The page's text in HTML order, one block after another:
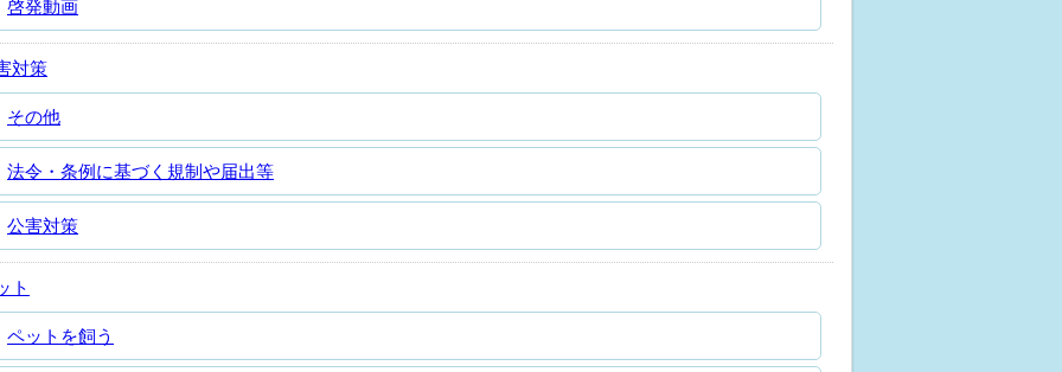
啓発動画
対策
その他
法令・条例に基づく規制や届出等
公害対策
ト
ペットを飼う